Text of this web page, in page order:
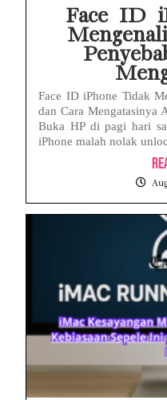
Face ID
Face ID iPhone Tidak
dan Cara Mengatasinya
Buka HP di pagi hari
iPhone malah nolak